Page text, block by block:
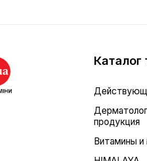
Каталог
продукция
Витамины и